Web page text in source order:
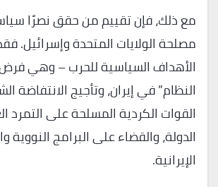
مع ذلك، فإن تقييم من حقق نصرًا
مصلحة الولايات المتحدة وإسرائيل.
الأهداف السياسية للحرب – وهي فرض
النظام” في إيران، وتأجيج الانتفاضة
القوات الكردية المسلحة على
الدولة، والقضاء على البرامج النووية
الإيرانية.